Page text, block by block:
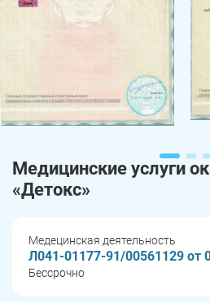
Медицинские услуги
«Детокс»
Медецинская деятельность
Л041-01177-91/00561129 от
Бессрочно